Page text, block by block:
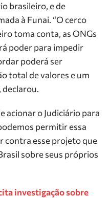
brasileiro, e de
à Funai. “O cerco
toma conta, as ONGs
poder para impedir
poderá ser
total de valores e um
declarou.
acionar o Judiciário para
permitir essa
contra esse projeto que
sobre seus próprios
investigação sobre